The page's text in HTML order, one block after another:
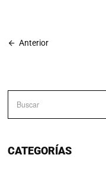
Anterior
CATEGORÍAS